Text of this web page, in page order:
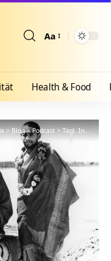
Aa
Health & Food
>Blog>Podcast>Tägl. Inspiration